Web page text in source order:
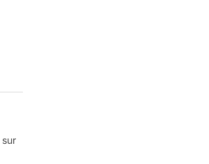
sur